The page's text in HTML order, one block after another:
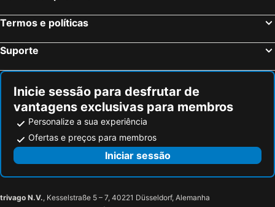
Termos e políticas
Suporte
Inicie sessão para desfrutar de
vantagens exclusivas para membros
Personalize a sua experiência
Ofertas e preços para membros
Iniciar sessão
trivago N.V., Kesselstraße 5 – 7, 40221 Düsseldorf, Alemanha